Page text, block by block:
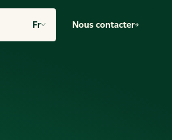
Fr Nous contacter